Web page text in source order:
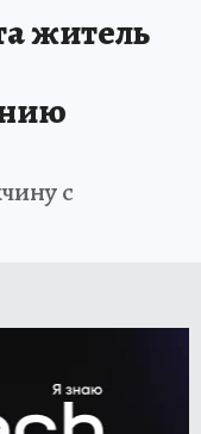
житель
с